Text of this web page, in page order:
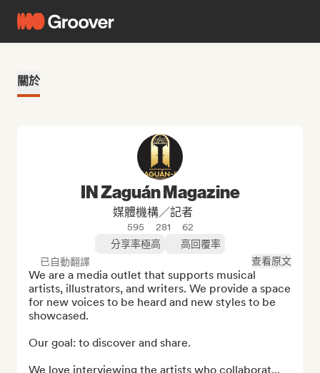
關於
IN Zaguán Magazine
媒體機構／記者
595 281
62
分享率極高
高回覆率
已自動翻譯
查看原文
We are a media outlet that supports musical
artists, illustrators, and writers. We provide a space
for new voices to be heard and new styles to be
showcased.
Our goal: to discover and share.
We love interviewing the artists who collaborat...